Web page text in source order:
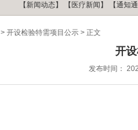
【 新闻动态】 【 医疗新闻 】 【通知
> 开设检验特需项目公示 > 正文
开
发布时间：